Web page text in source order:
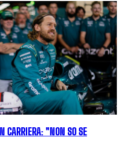
CARRIERA: "NON SO SE